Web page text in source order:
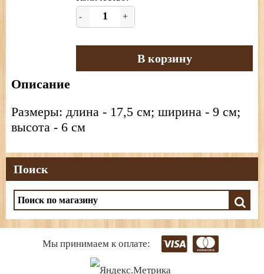
- +
В корзину
Описание
Размеры: длина - 17,5 см; ширина - 9 см;
высота - 6 см
Поиск
Мы принимаем к оплате: